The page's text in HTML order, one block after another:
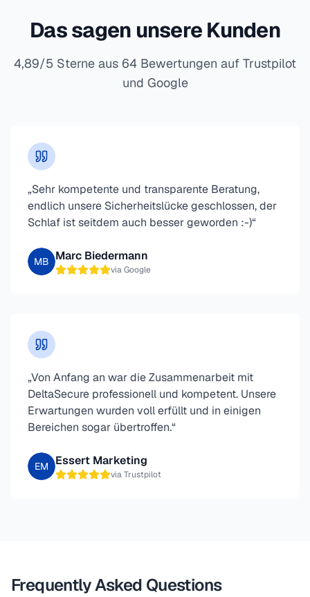
Das sagen unsere Kunden
4,89/5 Sterne aus 64 Bewertungen auf Trustpilot
und Google
„Sehr kompetente und transparente Beratung,
endlich unsere Sicherheitslücke geschlossen, der
Schlaf ist seitdem auch besser geworden :-)“
MB Marc Biedermann
viaGoogle
„Von Anfang an war die Zusammenarbeit mit
DeltaSecure professionell und kompetent. Unsere
Erwartungen wurden voll erfüllt und in einigen
Bereichen sogar übertroffen.“
EM Essert Marketing
viaTrustpilot
Frequently Asked Questions